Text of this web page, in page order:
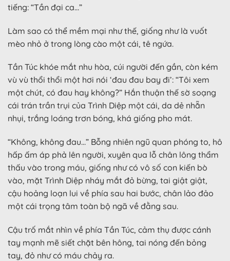
tiếng: “Tần đại ca…”
Làm sao có thể mềm mại như thế, giống như là vuốt
mèo nhỏ ở trong lòng cào một cái, tê ngứa.
Tần Túc khóe mắt nhu hòa, cúi người đến gần, còn kém
vù vù thổi thổi một hơi nói ‘đau đau bay đi’: “Tôi xem
một chút, có đau hay không?” Hắn thuận thế sờ soạng
cái trán trần trụi của Trình Diệp một cái, da dẻ nhẵn
nhụi, trắng loáng trơn bóng, khá giống pho mát.
“Không, không đau…” Bỗng nhiên ngũ quan phóng to, hô
hấp ấm áp phả lên người, xuyên qua lỗ chân lông thẩm
thấu vào trong máu, giống như có vô số con kiến bò
vào, mặt Trình Diệp nháy mắt đỏ bừng, tai giật giật,
cậu hoảng loạn lui về phía sau hai bước, chân lảo đảo
một cái trọng tâm toàn bộ ngã về đằng sau.
Cậu trố mắt nhìn về phía Tần Túc, cảm thụ được cánh
tay mạnh mẽ siết chặt bên hông, tai nóng đến bỏng
tay, đỏ như có máu chảy ra.